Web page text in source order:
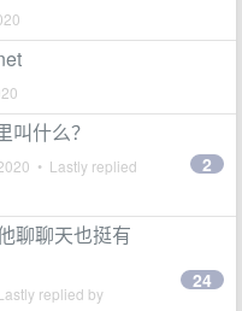
什么？
• Lastly replied
2
聊聊天也挺有
replied by
24